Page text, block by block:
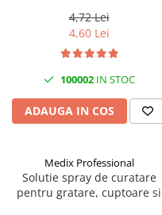
Materiale electrice
Sanitare
Sarma constructii
Sfoara si franghii
Suruburi, dibluri si
alcool
4,72 Lei
4,60 Lei
100002IN STOC
ADAUGA IN COS
Medix Professional
Solutie spray de curatare
pentru gratare, cuptoare si